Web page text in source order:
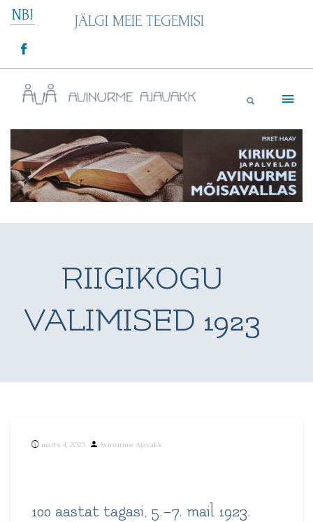
Skip
NB! JÄLGI MEIE TEGEMISI
Avinurme Ajavakk
RIIGIKOGU
VALIMISED 1923
märts 4, 2023
Posted
Avinurme Ajavakk
100 aastat tagasi, 5.–7. mail 1923.